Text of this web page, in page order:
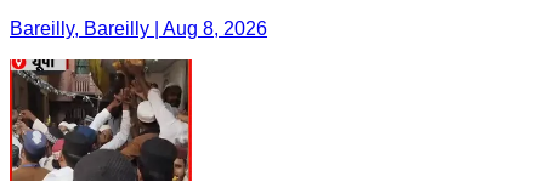
Bareilly, Bareilly | Aug 8, 2026